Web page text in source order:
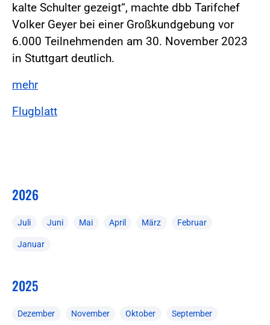
kalte Schulter gezeigt“, machte dbb Tarifchef
Volker Geyer bei einer Großkundgebung vor
6.000 Teilnehmenden am 30. November 2023
in Stuttgart deutlich.
mehr
Flugblatt
2026
Juli Juni Mai April März Februar
Januar
2025
Dezember November Oktober September